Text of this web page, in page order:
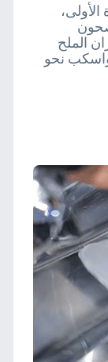
الملح
نحو